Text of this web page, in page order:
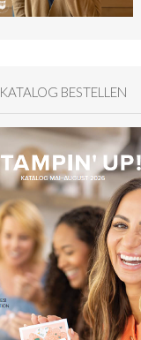
KATALOG BESTELLEN